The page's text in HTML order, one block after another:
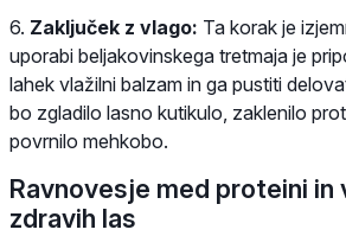
6. Zaključek z vlago: Ta korak je
uporabi beljakovinskega tretmaja je
lahek vlažilni balzam in ga pustiti
bo zgladilo lasno kutikulo, zaklenilo
povrnilo mehkobo.
Ravnovesje med proteini in
zdravih las